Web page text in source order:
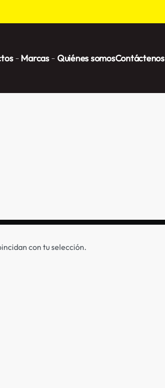
Marcas Quiénes somosContáctenos
con tu selección.